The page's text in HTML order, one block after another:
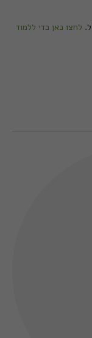
לחצו כאן כדי ללמוד